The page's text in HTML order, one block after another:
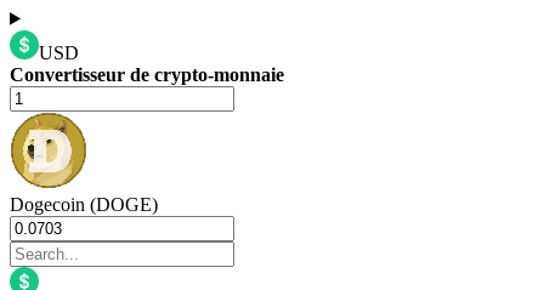
USD
Convertisseur de crypto-monnaie
Dogecoin (DOGE)